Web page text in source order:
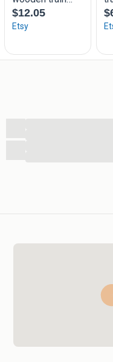
Eichhorn. De
u opzoek naar andere